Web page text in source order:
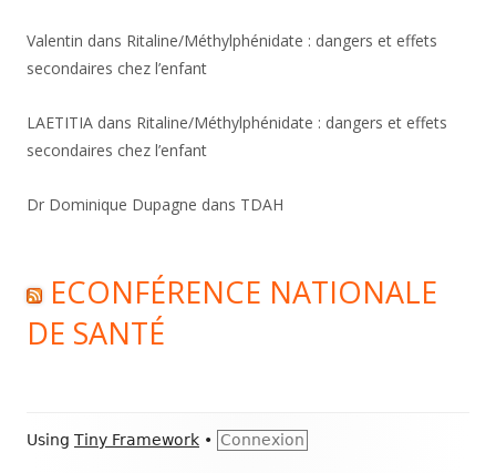
Valentin dans Ritaline/Méthylphénidate : dangers et effets
secondaires chez l’enfant
LAETITIA dans Ritaline/Méthylphénidate : dangers et effets
secondaires chez l’enfant
Dr Dominique Dupagne dans TDAH
ECONFÉRENCE NATIONALE
DE SANTÉ
Footer
Using Tiny Framework • Connexion